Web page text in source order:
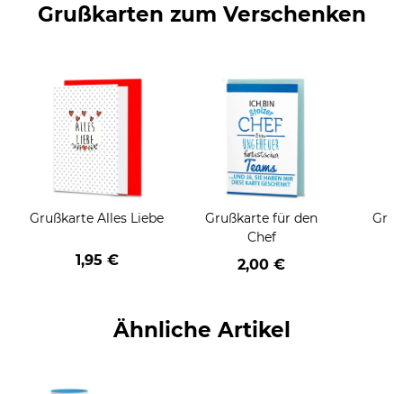
Grußkarten zum Verschenken
Grußkarte Alles Liebe
1,95 €
Grußkarte für den
Chef
2,00 €
Ähnliche Artikel